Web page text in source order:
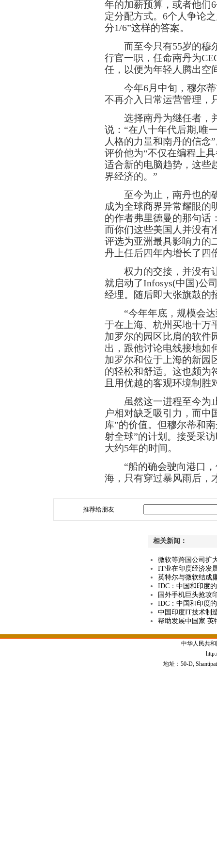
年的加薪预算，或者他们
定分配方式。6个人争论
分1/6”这样的答案。
而至今只有55岁的穆尔
行官一职，任命南丹为
任，以便为年轻人腾出空
今年6月中旬，穆尔蒂
不再介入日常运营管理，
选择南丹为继任者，并
说：“在八十年代后期,唯
人格的力量和南丹的信念
评价他为“不仅在编程上
适合新的电脑趋势，这些
界经济的。”
至今为止，南丹也的确
成为全球商界异常耀眼的
的作者弗里德曼的那句话
而你们这些美国人并没有
评选为亚洲最具影响力的
丹上任后四年内增长了四
权力的交接，并没有让
就启动了Infosys(中国)公
经理。随后即大张旗鼓的
“今年年底，规模会达
于在上海、杭州买地十万
加罗尔的园区比肩的软件
出，跟他讨论电线接地如
加罗尔和位于上海的新园
的轻松和舒适。这也颇为
且用优越的客观环境制胜
虽然这一进程至今为止
户相对缺乏吸引力，而中
库”的价值。但穆尔蒂和
射全球”的计划。接受采
大约5年的时间。
“船的确会驶向港口，
海，只有穿过暴风雨后，
推荐给朋友
相关新闻：
微软等跨国公司扩
IT业在印度经济发
英特尔与微软结成
IDC：中国和印度
国外手机巨头抢攻
IDC：中国和印度
中国印度IT技术制
帮助发展中国家 英
中华人民共
地址：50-D,